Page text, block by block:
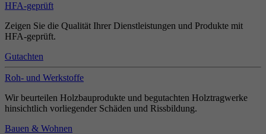
HFA-geprüft
Zeigen Sie die Qualität Ihrer Dienstleistungen und Produkte mit
HFA-geprüft.
Gutachten
Roh- und Werkstoffe
Wir beurteilen Holzbauprodukte und begutachten Holztragwerke
hinsichtlich vorliegender Schäden und Rissbildung.
Bauen & Wohnen